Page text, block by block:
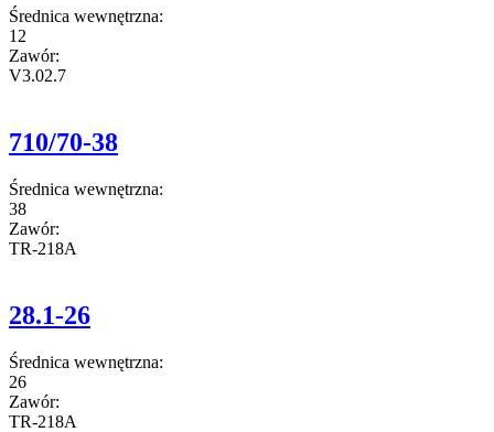
Średnica wewnętrzna:
12
Zawór:
V3.02.7
710/70-38
Średnica wewnętrzna:
38
Zawór:
TR-218A
28.1-26
Średnica wewnętrzna:
26
Zawór:
TR-218A